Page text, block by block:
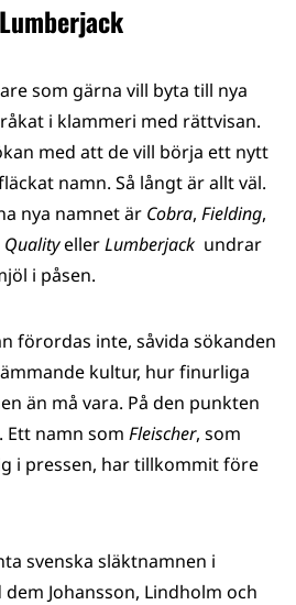
som gärna vill byta till nya
i klammeri med rättvisan.
med att de vill börja ett nytt
namn. Så långt är allt väl.
nya namnet är Cobra, Fielding,
QualityellerLumberjack undrar
i påsen.
förordas inte, såvida sökanden
kultur, hur finurliga
än må vara. På den punkten
Ett namn som Fleischer, som
i pressen, har tillkommit före
svenska släktnamnen i
Johansson, Lindholm och